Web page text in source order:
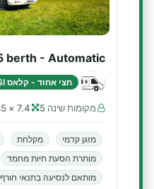
berth - Automatic
חצי אחוד - קלאס SI
מקומות שינה 5 7.4 × 2.35 m
מזגן קדמי מקלחת
מותרת הסעת חיות מחמד
מותאם לנסיעה בתנאי חורף